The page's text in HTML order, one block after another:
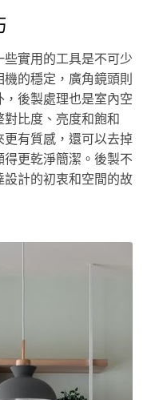
實用的工具是不可少
的穩定，廣角鏡頭則
後製處理也是室內空
比度、亮度和飽和
更有質感，還可以去掉
更乾淨簡潔。後製不
計的初衷和空間的故